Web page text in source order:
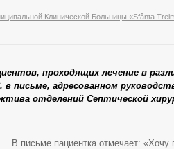
Клинической Больницы «Sfânta
проходящих лечение в
в письме, адресованном
отделений Септической
В письме пациентка отмечает: «Хочу